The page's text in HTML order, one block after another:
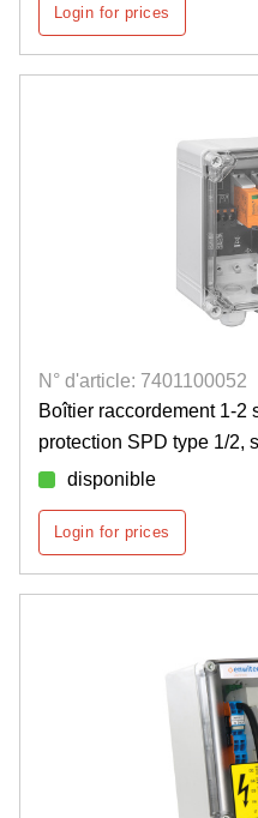
Login for prices
N° d'article: 7401100052
Boîtier raccordement 1-2
protection SPD type 1/2,
disponible
Login for prices